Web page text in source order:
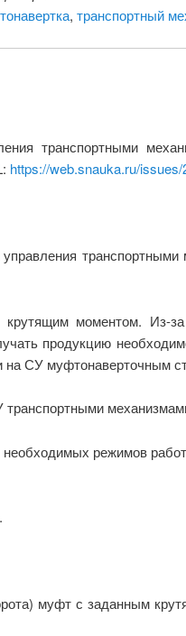
, транспортный
транспортными
https://web.snauka.ru/issues/
моментом. Из-
продукцию
на СУ муфтонаверточным
необходимых режимов
муфт с заданным